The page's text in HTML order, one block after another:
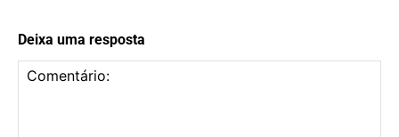
Deixa uma resposta